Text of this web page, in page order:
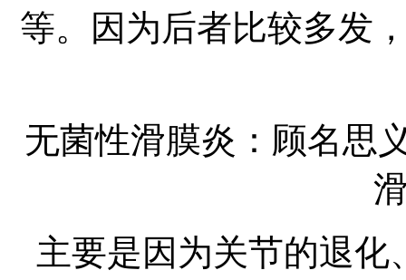
等。因为后者比较多发
无菌性滑膜炎：顾名思
主要是因为关节的退